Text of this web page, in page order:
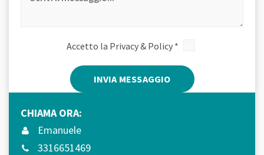
Accetto la Privacy & Policy*
CHIAMA ORA:
Emanuele
3316651469